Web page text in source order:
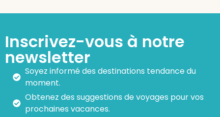
Inscrivez-vous à notre
newsletter
Soyez informé des destinations tendance du
moment.
Obtenez des suggestions de voyages pour vos
prochaines vacances.